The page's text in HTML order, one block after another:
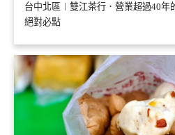
台中北區︱雙江茶行．營業超過40年
絕對必點